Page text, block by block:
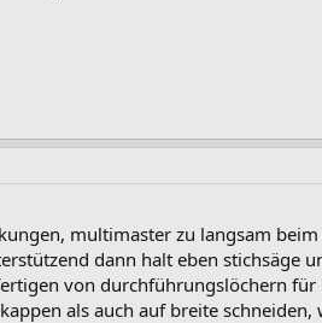
multimaster zu langsam
dann halt eben stichsäge
von durchführungslöchern für
als auch auf breite